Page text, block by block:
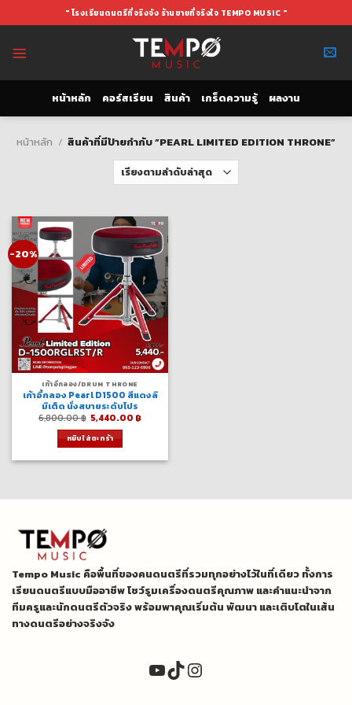
to
" โรงเรียนดนตรีที่จริงจัง ร้านขายที่จริงใจ TEMPO MUSIC "
หน้าหลัก คอร์สเรียน สินค้า เกร็ดความรู้ ผลงาน
หน้าหลัก / สินค้าที่มีป้ายกำกับ “PEARL LIMITED EDITION THRONE”
-20%
เก้าอี้กลอง/DRUM THRONE
เก้าอี้กลอง Pearl D1500 สีแดงลิ
มิเต็ด นั่งสบายระดับโปร
6,800.00฿ Original
price
was:
6,800.00 ฿.
5,440.00 ฿
หยิบใส่ตะกร้า
Tempo Music คือพื้นที่ของคนดนตรีที่รวมทุกอย่างไว้ในที่เดียว ทั้งการ
เรียนดนตรีแบบมืออาชีพ โชว์รูมเครื่องดนตรีคุณภาพ และคำแนะนำจาก
ทีมครูและนักดนตรีตัวจริง พร้อมพาคุณเริ่มต้น พัฒนา และเติบโตในเส้น
ทางดนตรีอย่างจริงจัง
YouTube
TikTok
Instagram